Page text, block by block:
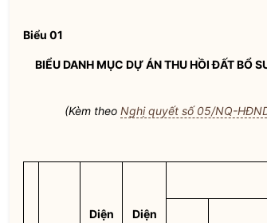
Biểu 01
BIỂU DANH MỤC DỰ ÁN THU HỒI ĐẤT BỔ
(Kèm theo Nghị quyết số 05/NQ-
Diện
Diện